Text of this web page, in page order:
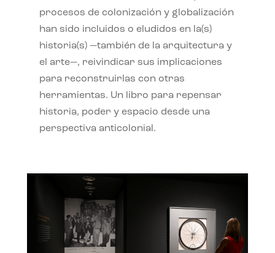
procesos de colonización y globalización
han sido incluidos o eludidos en la(s)
historia(s) —también de la arquitectura y
el arte—, reivindicar sus implicaciones
para reconstruirlas con otras
herramientas. Un libro para repensar
historia, poder y espacio desde una
perspectiva anticolonial.